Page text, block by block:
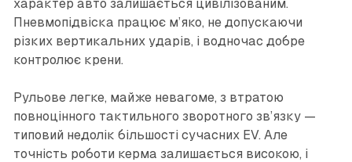
характер авто залишається цивілізованим.
Пневмопідвіска працює м’яко, не допускаючи
різких вертикальних ударів, і водночас добре
контролює крени.
Рульове легке, майже невагоме, з втратою
повноцінного тактильного зворотного зв’язку —
типовий недолік більшості сучасних EV. Але
точність роботи керма залишається високою, і